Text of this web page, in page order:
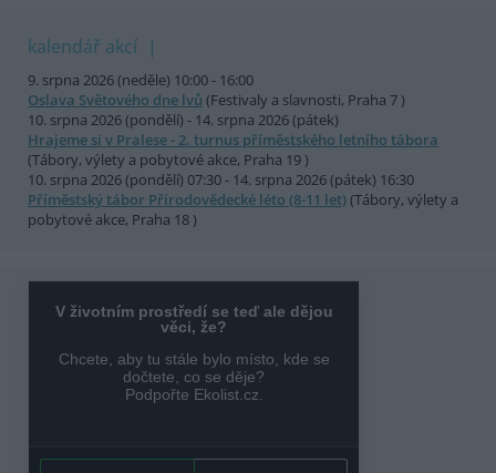
kalendář akcí
9. srpna 2026 (neděle) 10:00 - 16:00
Oslava Světového dne lvů (Festivaly a slavnosti, Praha 7 )
10. srpna 2026 (pondělí) - 14. srpna 2026 (pátek)
Hrajeme si v Pralese - 2. turnus příměstského letního tábora
(Tábory, výlety a pobytové akce, Praha 19 )
10. srpna 2026 (pondělí) 07:30 - 14. srpna 2026 (pátek) 16:30
Příměstský tábor Přírodovědecké léto (8-11 let)(Tábory, výlety a
pobytové akce, Praha 18 )